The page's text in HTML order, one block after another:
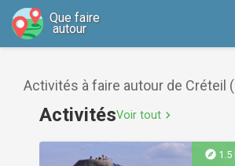
Que faire
autour
Activités à faire autour de Créteil
ActivitésVoir tout chevron_right
explore 1.5